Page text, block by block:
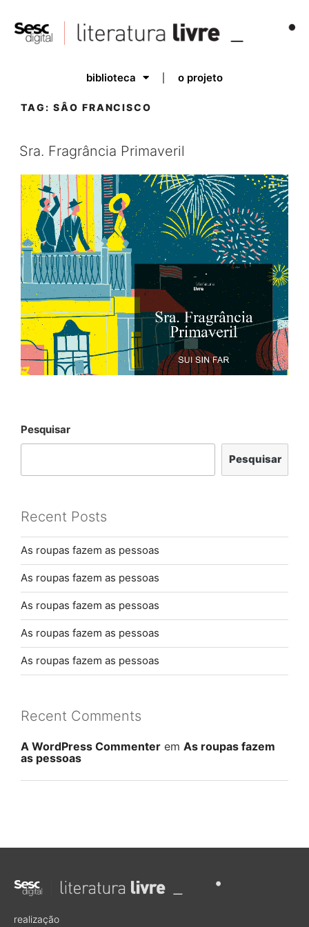
biblioteca o projeto
TAG: SÂO FRANCISCO
Sra. Fragrância Primaveril
Pesquisar
Pesquisar
Recent Posts
As roupas fazem as pessoas
As roupas fazem as pessoas
As roupas fazem as pessoas
As roupas fazem as pessoas
As roupas fazem as pessoas
Recent Comments
A WordPress Commenter em As roupas fazem
as pessoas
realização